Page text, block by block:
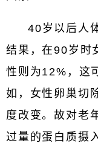
40岁以后人
结果，在90岁时
性则为12%，这
如，女性卵巢切
度改变。故对老
过量的蛋白质摄